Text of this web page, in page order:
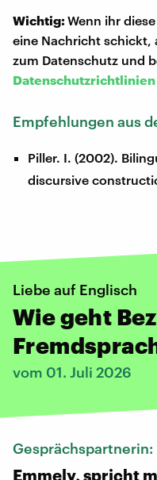
Wichtig:Wenn ihr
eine Nachricht schickt,
zum Datenschutz und
Datenschutzrichtlinien
Empfehlungen aus
Piller. I. (2002).
discursive
Liebe auf Englisch
Wie geht
vom 01. Juli 2026
Gesprächspartnerin:
Emmely, spricht